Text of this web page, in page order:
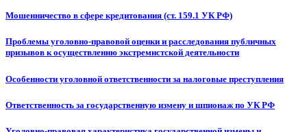
Мошенничество в сфере кредитования (ст. 159.1 УК РФ)
Проблемы уголовно-правовой оценки и расследования публичных
призывов к осуществлению экстремистской деятельности
Особенности уголовной ответственности за налоговые преступления
Ответственность за государственную измену и шпионаж по УК РФ